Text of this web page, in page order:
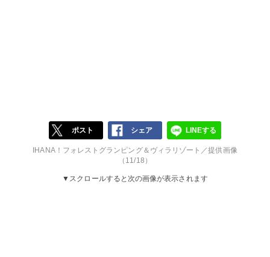
ポスト シェア LINEする
IHANA！フォレストグランピング＆ヴィラリゾート／提供画像
（11/18）
▼スクロールすると次の画像が表示されます